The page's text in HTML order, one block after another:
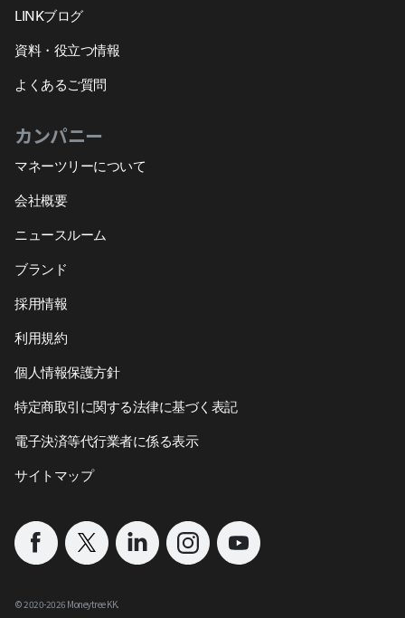
LINKブログ
資料・役立つ情報
よくあるご質問
カンパニー
マネーツリーについて
会社概要
ニュースルーム
ブランド
採用情報
利用規約
個人情報保護方針
特定商取引に関する法律に基づく表記
電子決済等代行業者に係る表示
サイトマップ
©︎ 2020-2026 Moneytree KK.